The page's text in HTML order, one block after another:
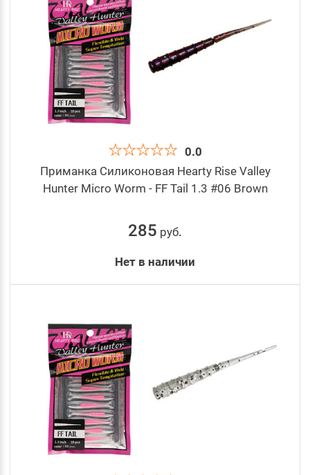
0.0
Приманка Силиконовая Hearty Rise Valley
Hunter Micro Worm - FF Tail 1.3 #06 Brown
285 руб.
Нет в наличии